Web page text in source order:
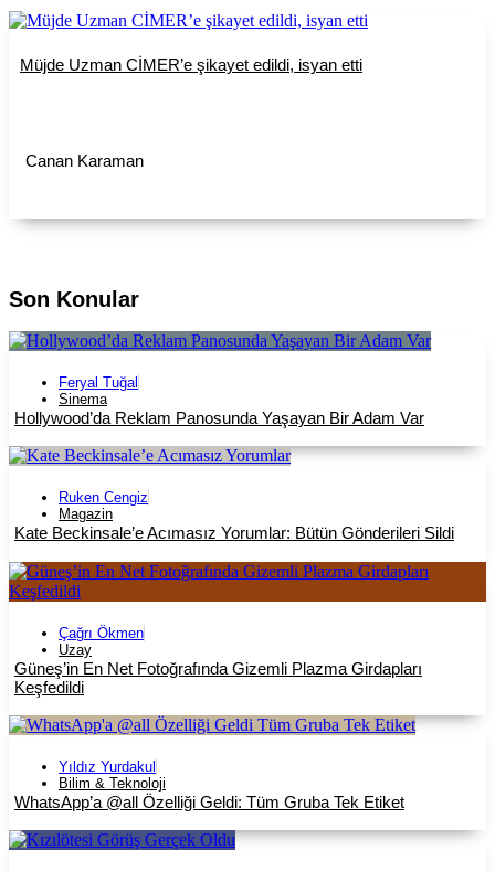
Müjde Uzman CİMER’e şikayet edildi, isyan etti
Canan Karaman
Son Konular
Feryal Tuğal
Sinema
Hollywood’da Reklam Panosunda Yaşayan Bir Adam Var
Ruken Cengiz
Magazin
Kate Beckinsale’e Acımasız Yorumlar: Bütün Gönderileri Sildi
Çağrı Ökmen
Uzay
Güneş’in En Net Fotoğrafında Gizemli Plazma Girdapları
Keşfedildi
Yıldız Yurdakul
Bilim & Teknoloji
WhatsApp’a @all Özelliği Geldi: Tüm Gruba Tek Etiket